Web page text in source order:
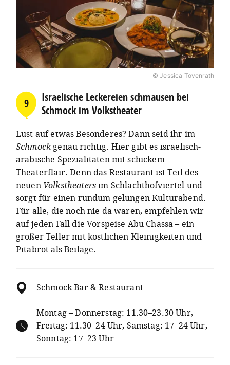
© Jessica Tovenrath
9
Israelische Leckereien schmausen bei
Schmock im Volkstheater
Lust auf etwas Besonderes? Dann seid ihr im
Schmockgenau richtig. Hier gibt es israelisch-
arabische Spezialitäten mit schickem
Theaterflair. Denn das Restaurant ist Teil des
neuen Volkstheatersim Schlachthofviertel und
sorgt für einen rundum gelungen Kulturabend.
Für alle, die noch nie da waren, empfehlen wir
auf jeden Fall die Vorspeise Abu Chassa – ein
großer Teller mit köstlichen Kleinigkeiten und
Pitabrot als Beilage.
Schmock Bar & Restaurant
Montag – Donnerstag: 11.30–23.30 Uhr,
Freitag: 11.30–24 Uhr, Samstag: 17–24 Uhr,
Sonntag: 17–23 Uhr